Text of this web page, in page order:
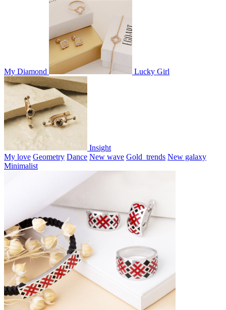
My Diamond Lucky Girl
Insight
My love Geometry Dance New wave Gold_trends New galaxy
Minimalist